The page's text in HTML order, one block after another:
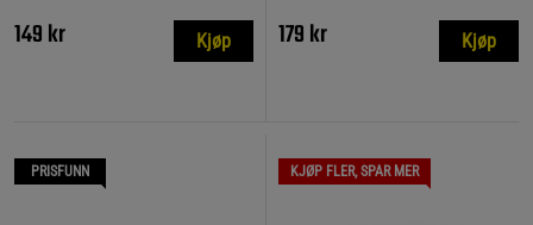
149 kr Kjøp 179 kr Kjøp
PRISFUNN KJØP FLER, SPAR MER